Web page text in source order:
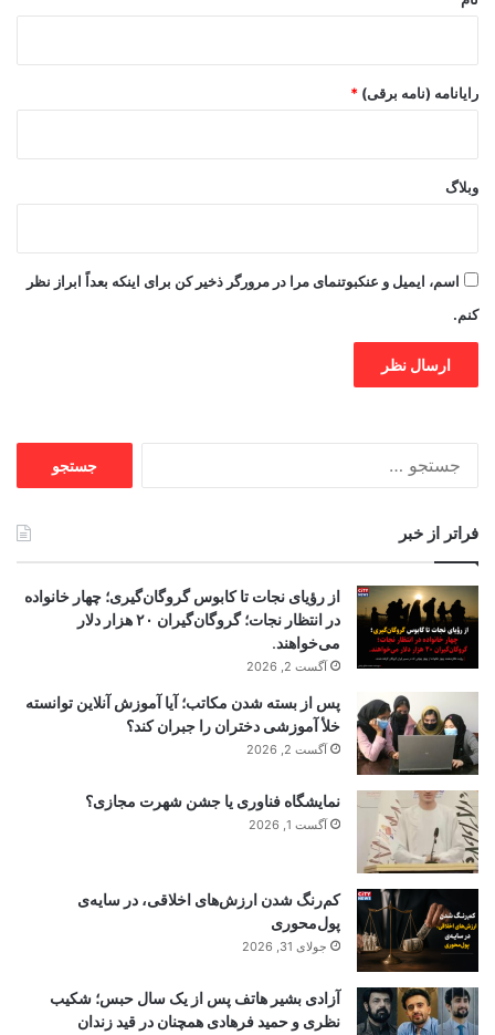
رایانامه (نامه برقی) *
وبلاگ
اسم، ایمیل و عنکبوتنمای مرا در مرورگر ذخیر کن برای اینکه بعداً ابراز نظر
کنم.
فراتر از خبر
از رؤیای نجات تا کابوس گروگان‌گیری؛ چهار خانواده
در انتظار نجات؛ گروگان‌گیران ۲۰ هزار دلار
می‌خواهند.
آگست 2, 2026
پس از بسته شدن مکاتب؛ آیا آموزش آنلاین توانسته
خلأ آموزشی دختران را جبران کند؟
آگست 2, 2026
نمایشگاه فناوری یا جشن شهرت مجازی؟
آگست 1, 2026
کم‌رنگ شدن ارزش‌های اخلاقی، در سایه‌ی
پول‌محوری
جولای 31, 2026
آزادی بشیر هاتف پس از یک سال حبس؛ شکیب
نظری و حمید فرهادی همچنان در قید زندان